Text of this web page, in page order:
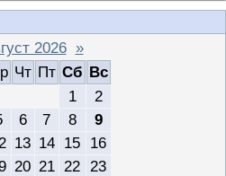
2026 »
Чт Пт Сб Вс
1
2
6 7 8
9
13 14 15 16
20 21 22 23